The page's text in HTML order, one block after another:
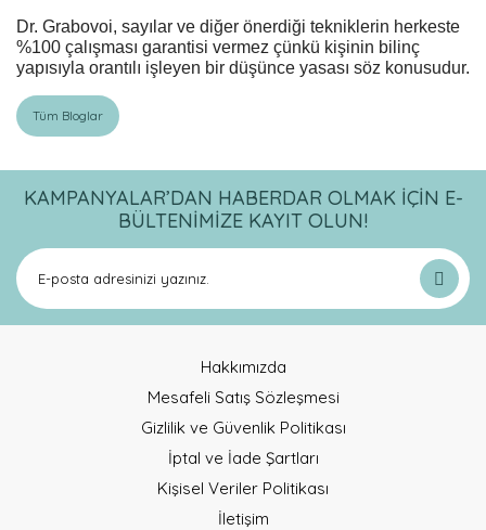
Dr. Grabovoi, sayılar ve diğer önerdiği tekniklerin herkeste
%100 çalışması garantisi vermez çünkü kişinin bilinç
yapısıyla orantılı işleyen bir düşünce yasası söz konusudur.
Tüm Bloglar
KAMPANYALAR’DAN HABERDAR OLMAK İÇİN E-
BÜLTENİMİZE KAYIT OLUN!
Hakkımızda
Mesafeli Satış Sözleşmesi
Gizlilik ve Güvenlik Politikası
İptal ve İade Şartları
Kişisel Veriler Politikası
İletişim